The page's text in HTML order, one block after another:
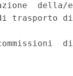
della/e
trasporto di
di